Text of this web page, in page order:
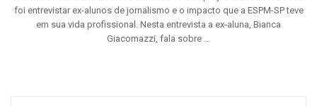
foi entrevistar ex-alunos de jornalismo e o impacto que a ESPM-SP teve
em sua vida profissional. Nesta entrevista a ex-aluna, Bianca
Giacomazzi, fala sobre ...